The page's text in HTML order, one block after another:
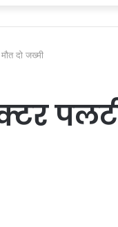
दो जख्मी